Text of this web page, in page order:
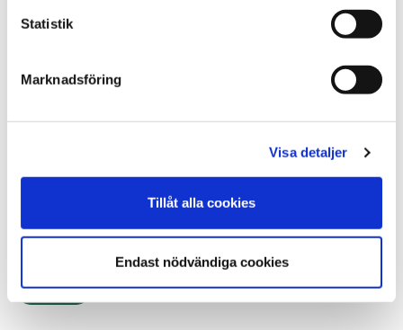
Statistik
Marknadsföring
Visa detaljer
Tillåt alla cookies
Endast nödvändiga cookies
Varma gratulationer
Ett fint och viktigt gåvobevis som passar för alla
Beställ